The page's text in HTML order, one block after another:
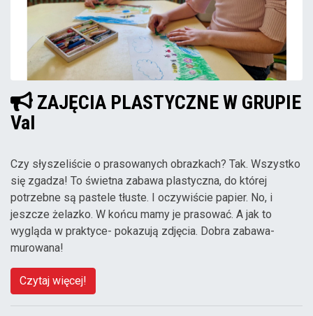
ZAJĘCIA PLASTYCZNE W GRUPIE
VaI
Czy słyszeliście o prasowanych obrazkach? Tak. Wszystko
się zgadza! To świetna zabawa plastyczna, do której
potrzebne są pastele tłuste. I oczywiście papier. No, i
jeszcze żelazko. W końcu mamy je prasować. A jak to
wygląda w praktyce- pokazują zdjęcia. Dobra zabawa-
murowana!
Czytaj więcej!